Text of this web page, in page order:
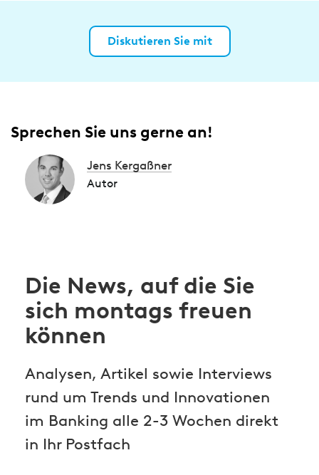
Diskutieren Sie mit
Sprechen Sie uns gerne an!
Jens Kergaßner
Autor
Die News, auf die Sie
sich montags freuen
können
Analysen, Artikel sowie Interviews
rund um Trends und Innovationen
im Banking alle 2-3 Wochen direkt
in Ihr Postfach